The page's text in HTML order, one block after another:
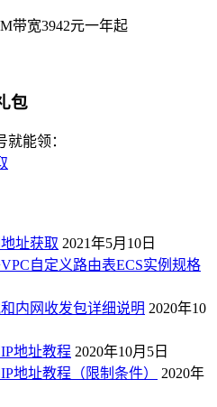
带宽3942元一年起
包
就能领：
址获取 2021年5月10日
自定义路由表ECS实例规格
内网收发包详细说明 2020年10
地址教程 2020年10月5日
地址教程（限制条件）
2020年